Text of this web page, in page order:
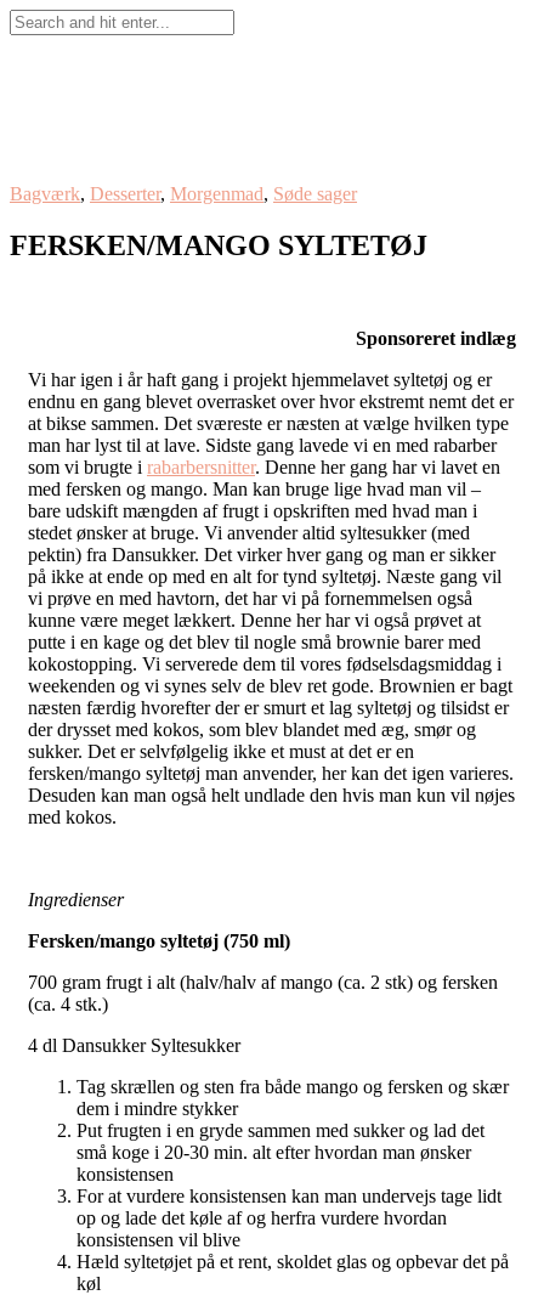
Bagværk, Desserter, Morgenmad, Søde sager
FERSKEN/MANGO SYLTETØJ
Sponsoreret indlæg
Vi har igen i år haft gang i projekt hjemmelavet syltetøj og er
endnu en gang blevet overrasket over hvor ekstremt nemt det er
at bikse sammen. Det sværeste er næsten at vælge hvilken type
man har lyst til at lave. Sidste gang lavede vi en med rabarber
som vi brugte i rabarbersnitter. Denne her gang har vi lavet en
med fersken og mango. Man kan bruge lige hvad man vil –
bare udskift mængden af frugt i opskriften med hvad man i
stedet ønsker at bruge. Vi anvender altid syltesukker (med
pektin) fra Dansukker. Det virker hver gang og man er sikker
på ikke at ende op med en alt for tynd syltetøj. Næste gang vil
vi prøve en med havtorn, det har vi på fornemmelsen også
kunne være meget lækkert. Denne her har vi også prøvet at
putte i en kage og det blev til nogle små brownie barer med
kokostopping. Vi serverede dem til vores fødselsdagsmiddag i
weekenden og vi synes selv de blev ret gode. Brownien er bagt
næsten færdig hvorefter der er smurt et lag syltetøj og tilsidst er
der drysset med kokos, som blev blandet med æg, smør og
sukker. Det er selvfølgelig ikke et must at det er en
fersken/mango syltetøj man anvender, her kan det igen varieres.
Desuden kan man også helt undlade den hvis man kun vil nøjes
med kokos.
Ingredienser
Fersken/mango syltetøj (750 ml)
700 gram frugt i alt (halv/halv af mango (ca. 2 stk) og fersken
(ca. 4 stk.)
4 dl Dansukker Syltesukker
Tag skrællen og sten fra både mango og fersken og skær
dem i mindre stykker
Put frugten i en gryde sammen med sukker og lad det
små koge i 20-30 min. alt efter hvordan man ønsker
konsistensen
For at vurdere konsistensen kan man undervejs tage lidt
op og lade det køle af og herfra vurdere hvordan
konsistensen vil blive
Hæld syltetøjet på et rent, skoldet glas og opbevar det på
køl